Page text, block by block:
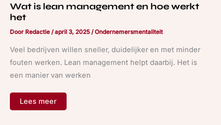
Wat is lean management en hoe werkt
het
Door Redactie /april 3, 2025 /Ondernemersmentaliteit
Veel bedrijven willen sneller, duidelijker en met minder
fouten werken. Lean management helpt daarbij. Het is
een manier van werken
Lees meer